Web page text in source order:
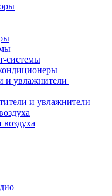
системы
и увлажнители
и увлажнители